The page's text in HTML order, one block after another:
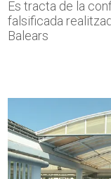
Es tracta de la
falsificada
Balears